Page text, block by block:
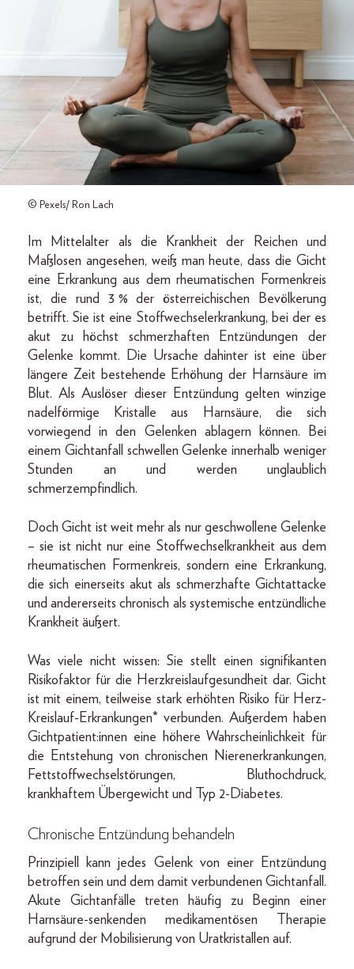
© Pexels/ Ron Lach
Im Mittelalter als die Krankheit der Reichen und
Maßlosen angesehen, weiß man heute, dass die Gicht
eine Erkrankung aus dem rheumatischen Formenkreis
ist, die rund 3 % der österreichischen Bevölkerung
betrifft. Sie ist eine Stoffwechselerkrankung, bei der es
akut zu höchst schmerzhaften Entzündungen der
Gelenke kommt. Die Ursache dahinter ist eine über
längere Zeit bestehende Erhöhung der Harnsäure im
Blut. Als Auslöser dieser Entzündung gelten winzige
nadelförmige Kristalle aus Harnsäure, die sich
vorwiegend in den Gelenken ablagern können. Bei
einem Gichtanfall schwellen Gelenke innerhalb weniger
Stunden an und werden unglaublich
schmerz­empfindlich.
Doch Gicht ist weit mehr als nur geschwollene Gelenke
– sie ist nicht nur eine Stoffwechselkrankheit aus dem
rheumatischen Formenkreis, sondern eine Erkrankung,
die sich einerseits akut als schmerzhafte Gichtattacke
und andererseits chronisch als systemische entzündliche
Krankheit äußert.
Was viele nicht wissen: Sie stellt einen signifikanten
Risikofaktor für die Herzkreislaufgesundheit dar. Gicht
ist mit einem, teilweise stark erhöhten Risiko für Herz-
Kreislauf-Erkrankungen* verbunden. Außerdem haben
Gichtpatient:innen eine höhere Wahrscheinlichkeit für
die Entstehung von chronischen Nierenerkrankungen,
Fettstoffwechselstörungen, Bluthochdruck,
krankhaftem Übergewicht und Typ 2-Diabetes.
Chronische Entzündung behandeln
Prinzipiell kann jedes Gelenk von einer Entzündung
betroffen sein und dem damit verbundenen Gichtanfall.
Akute Gichtanfälle treten häufig zu Beginn einer
Harnsäure-senkenden medikamentösen Therapie
aufgrund der Mobilisierung von Uratkristallen auf.